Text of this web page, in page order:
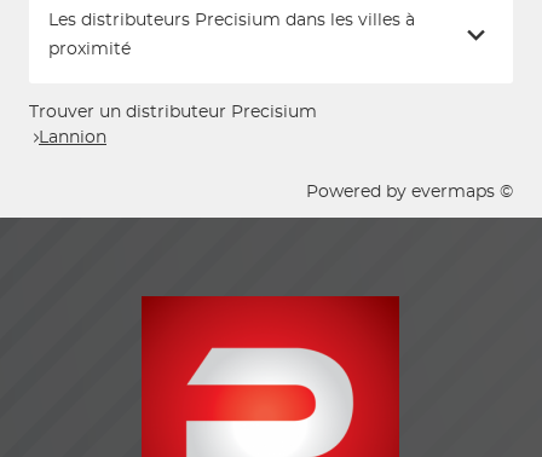
Les distributeurs Precisium dans les villes à
proximité
Trouver un distributeur Precisium
Lannion
Powered by evermaps ©